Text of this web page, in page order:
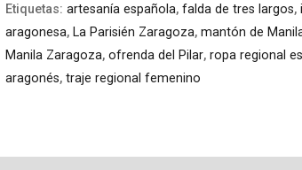
con
falda
de
tres
Etiquetas: artesanía española, falda de tres largos,
aragonesa, La Parisién Zaragoza, mantón de
Manila Zaragoza, ofrenda del Pilar, ropa regional
aragonés, traje regional femenino